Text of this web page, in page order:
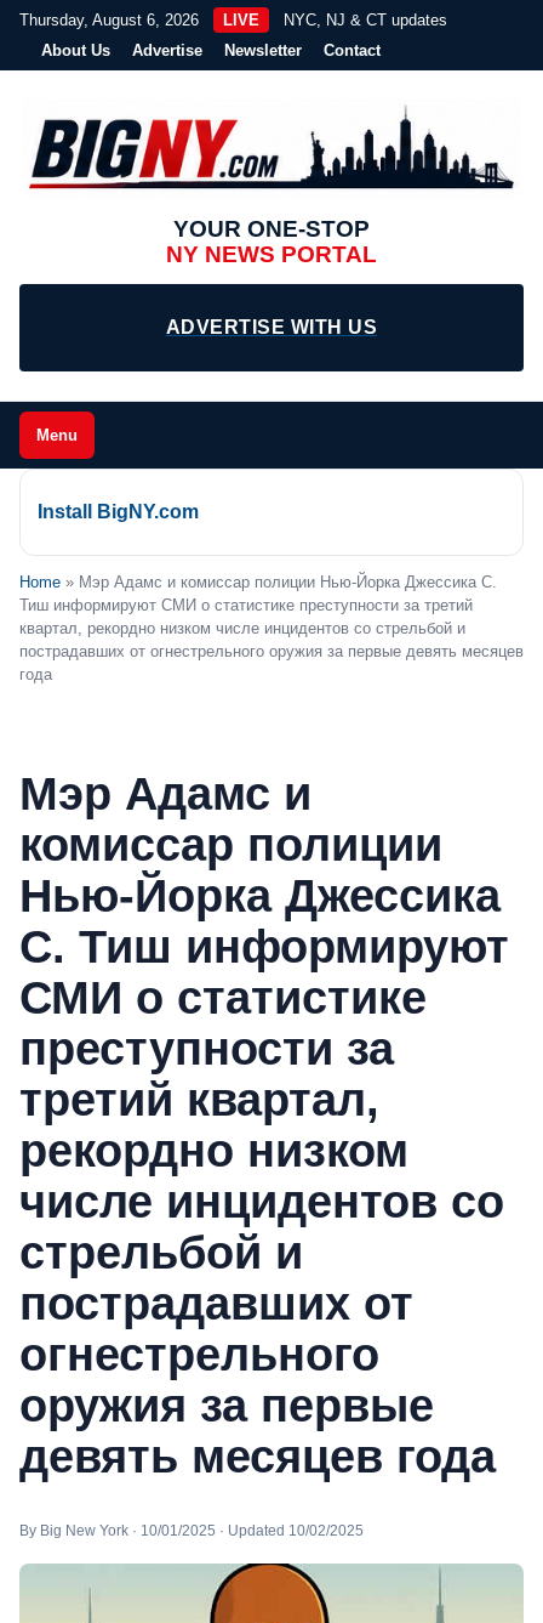
Thursday, August 6, 2026 LIVE
NYC, NJ & CT updates
About Us
Advertise Newsletter Contact
YOUR ONE-STOP
NY NEWS PORTAL
ADVERTISE WITH US
Menu
Install BigNY.com
Home » Мэр Адамс и комиссар полиции Нью-Йорка Джессика С.
Тиш информируют СМИ о статистике преступности за третий
квартал, рекордно низком числе инцидентов со стрельбой и
пострадавших от огнестрельного оружия за первые девять месяцев
года
Мэр Адамс и
комиссар полиции
Нью-Йорка Джессика
С. Тиш информируют
СМИ о статистике
преступности за
третий квартал,
рекордно низком
числе инцидентов со
стрельбой и
пострадавших от
огнестрельного
оружия за первые
девять месяцев года
By Big New York · 10/01/2025 · Updated 10/02/2025